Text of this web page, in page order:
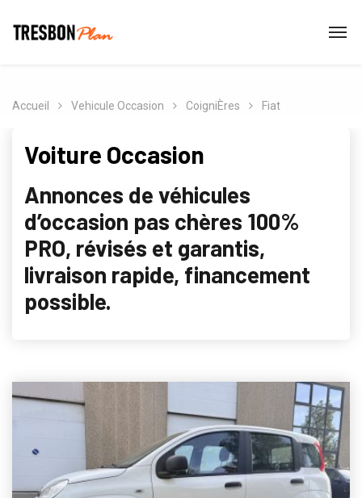
Accueil Vehicule Occasion CoigniÈres Fiat
Voiture Occasion
Annonces de véhicules
d’occasion pas chères 100%
PRO, révisés et garantis,
livraison rapide, financement
possible.